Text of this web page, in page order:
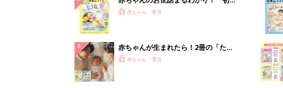
てのひよこクラブ 夏号』〈巻頭大特
赤ちゃん・育児
赤ちゃんが生まれたら！2冊の「たま
ひよ」
赤ちゃん・育児